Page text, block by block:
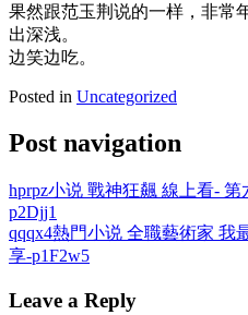
果然跟范玉荆说的一样，非常
出深浅。
边笑边吃。
Posted in Uncategorized
Post navigation
hprpz小说 戰神狂飆 線上看-
p2Djj1
qqqx4熱門小说 全職藝術家 我
享-p1F2w5
Leave a Reply